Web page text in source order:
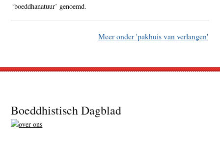
‘boeddhanatuur’ genoemd.
Meer onder 'pakhuis van verlangen'
Footer
Boeddhistisch Dagblad